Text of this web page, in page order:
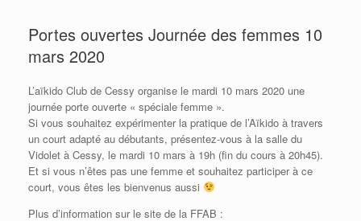
Portes ouvertes Journée des femmes 10
mars 2020
L’aïkido Club de Cessy organise le mardi 10 mars 2020 une
journée porte ouverte « spéciale femme ».
Si vous souhaitez expérimenter la pratique de l’Aïkido à travers
un court adapté au débutants, présentez-vous à la salle du
Vidolet à Cessy, le mardi 10 mars à 19h (fin du cours à 20h45).
Et si vous n’êtes pas une femme et souhaitez participer à ce
court, vous êtes les bienvenus aussi
Plus d’information sur le site de la FFAB :